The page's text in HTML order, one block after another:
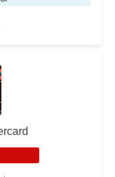
身中心、運動服